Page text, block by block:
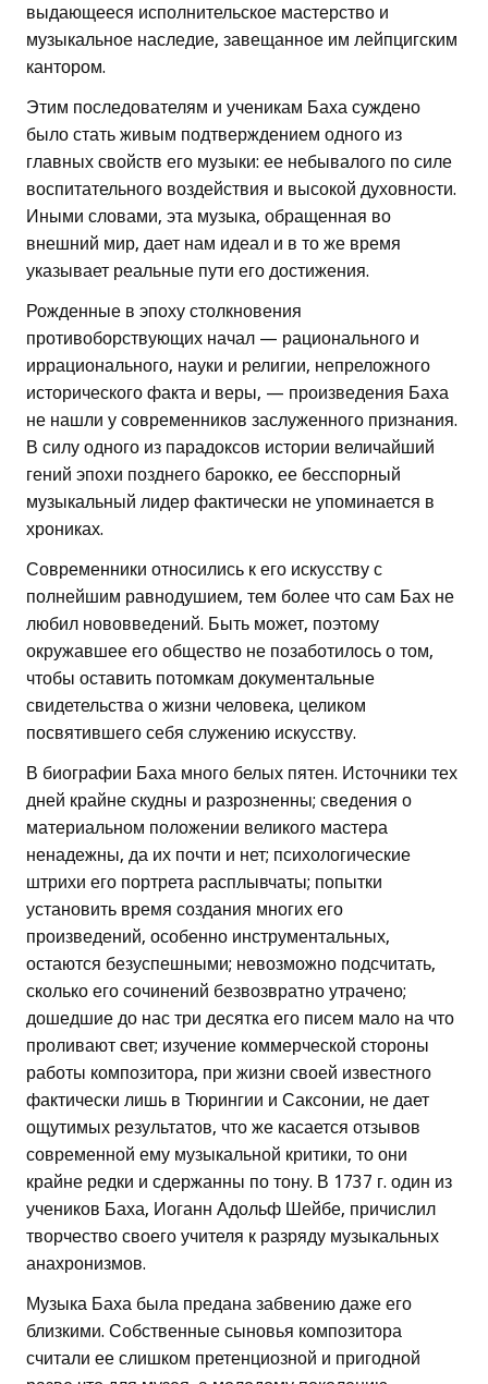
выдающееся исполнительское мастерство и
музыкальное наследие, завещанное им лейпцигским
кантором.
Этим последователям и ученикам Баха суждено
было стать живым подтверждением одного из
главных свойств его музыки: ее небывалого по силе
воспитательного воздействия и высокой духовности.
Иными словами, эта музыка, обращенная во
внешний мир, дает нам идеал и в то же время
указывает реальные пути его достижения.
Рожденные в эпоху столкновения
противоборствующих начал — рационального и
иррационального, науки и религии, непреложного
исторического факта и веры, — произведения Баха
не нашли у современников заслуженного признания.
В силу одного из парадоксов истории величайший
гений эпохи позднего барокко, ее бесспорный
музыкальный лидер фактически не упоминается в
хрониках.
Современники относились к его искусству с
полнейшим равнодушием, тем более что сам Бах не
любил нововведений. Быть может, поэтому
окружавшее его общество не позаботилось о том,
чтобы оставить потомкам документальные
свидетельства о жизни человека, целиком
посвятившего себя служению искусству.
В биографии Баха много белых пятен. Источники тех
дней крайне скудны и разрозненны; сведения о
материальном положении великого мастера
ненадежны, да их почти и нет; психологические
штрихи его портрета расплывчаты; попытки
установить время создания многих его
произведений, особенно инструментальных,
остаются безуспешными; невозможно подсчитать,
сколько его сочинений безвозвратно утрачено;
дошедшие до нас три десятка его писем мало на что
проливают свет; изучение коммерческой стороны
работы композитора, при жизни своей известного
фактически лишь в Тюрингии и Саксонии, не дает
ощутимых результатов, что же касается отзывов
современной ему музыкальной критики, то они
крайне редки и сдержанны по тону. В 1737 г. один из
учеников Баха, Иоганн Адольф Шейбе, причислил
творчество своего учителя к разряду музыкальных
анахронизмов.
Музыка Баха была предана забвению даже его
близкими. Собственные сыновья композитора
считали ее слишком претенциозной и пригодной